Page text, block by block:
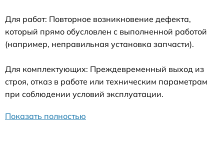
Для работ: Повторное возникновение дефекта,
который прямо обусловлен с выполненной работой
(например, неправильная установка запчасти).
Для комплектующих: Преждевременный выход из
строя, отказ в работе или техническим параметрам
при соблюдении условий эксплуатации.
Показать полностью